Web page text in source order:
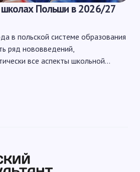
школах Польши в 2026/27
в польской системе образования
ряд нововведений,
все аспекты школьной…